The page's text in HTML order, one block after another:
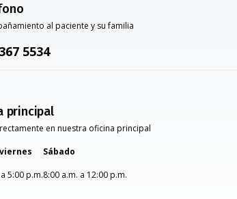
al paciente y su familia
5534
principal
en nuestra oficina principal
5:00 p.m.
Sábado
8:00 a.m. a 12:00 p.m.